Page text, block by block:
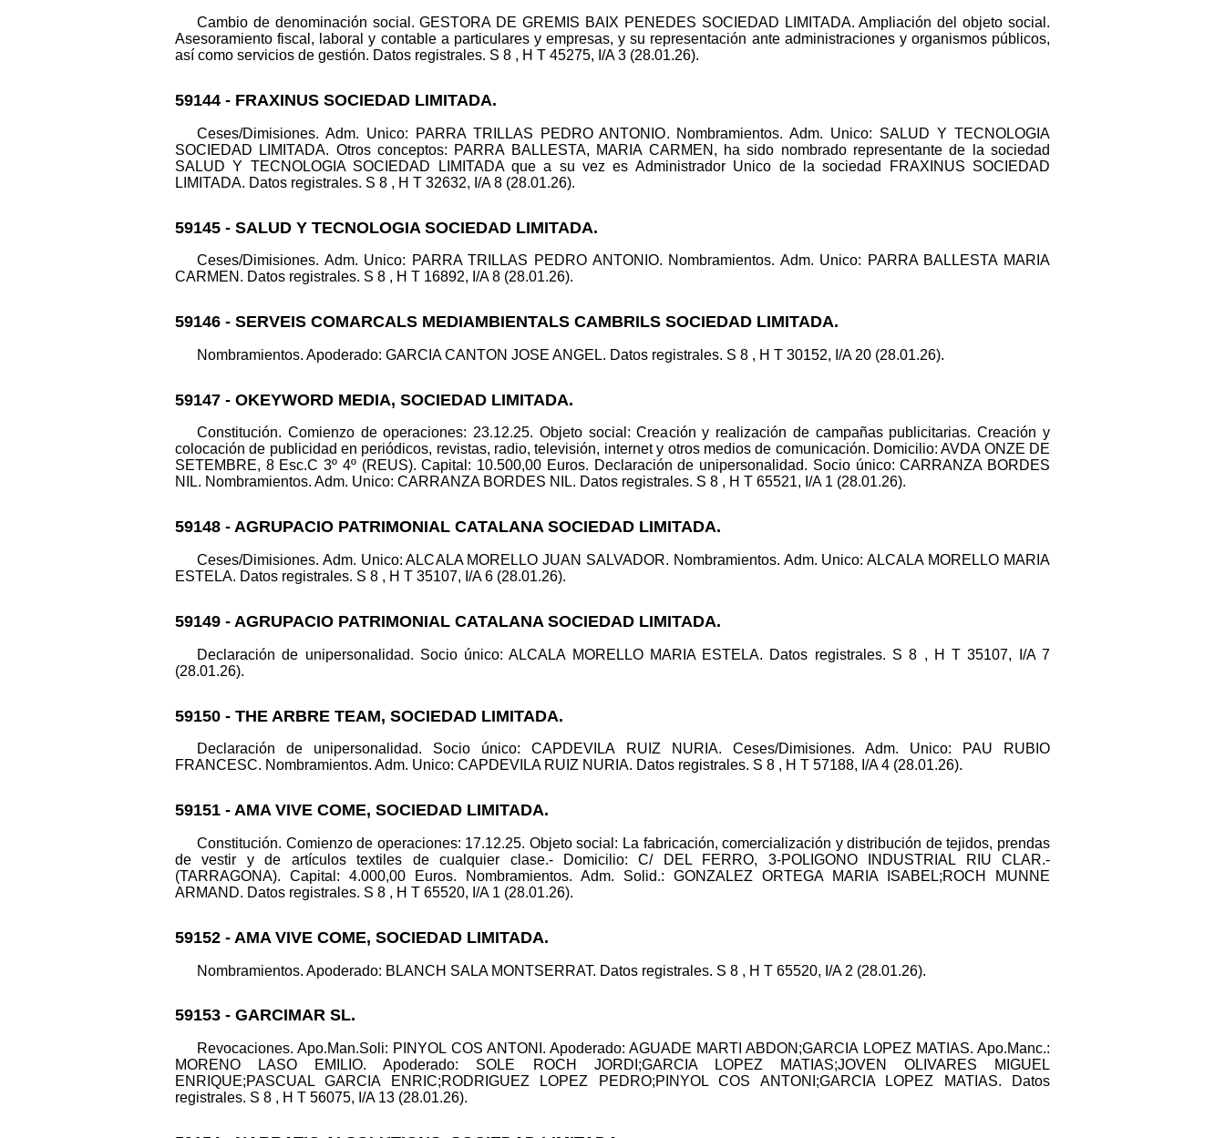
Cambio de denominación social. GESTORA DE GREMIS BAIX PENEDES SOCIEDAD LIMITADA. Ampliación del objeto social.
Asesoramiento fiscal, laboral y contable a particulares y empresas, y su representación ante administraciones y organismos públicos,
así como servicios de gestión. Datos registrales. S 8 , H T 45275, I/A 3 (28.01.26).
59144 - FRAXINUS SOCIEDAD LIMITADA.
Ceses/Dimisiones. Adm. Unico: PARRA TRILLAS PEDRO ANTONIO. Nombramientos. Adm. Unico: SALUD Y TECNOLOGIA
SOCIEDAD LIMITADA. Otros conceptos: PARRA BALLESTA, MARIA CARMEN, ha sido nombrado representante de la sociedad
SALUD Y TECNOLOGIA SOCIEDAD LIMITADA que a su vez es Administrador Unico de la sociedad FRAXINUS SOCIEDAD
LIMITADA. Datos registrales. S 8 , H T 32632, I/A 8 (28.01.26).
59145 - SALUD Y TECNOLOGIA SOCIEDAD LIMITADA.
Ceses/Dimisiones. Adm. Unico: PARRA TRILLAS PEDRO ANTONIO. Nombramientos. Adm. Unico: PARRA BALLESTA MARIA
CARMEN. Datos registrales. S 8 , H T 16892, I/A 8 (28.01.26).
59146 - SERVEIS COMARCALS MEDIAMBIENTALS CAMBRILS SOCIEDAD LIMITADA.
Nombramientos. Apoderado: GARCIA CANTON JOSE ANGEL. Datos registrales. S 8 , H T 30152, I/A 20 (28.01.26).
59147 - OKEYWORD MEDIA, SOCIEDAD LIMITADA.
Constitución. Comienzo de operaciones: 23.12.25. Objeto social: Creación y realización de campañas publicitarias. Creación y
colocación de publicidad en periódicos, revistas, radio, televisión, internet y otros medios de comunicación. Domicilio: AVDA ONZE DE
SETEMBRE, 8 Esc.C 3º 4º (REUS). Capital: 10.500,00 Euros. Declaración de unipersonalidad. Socio único: CARRANZA BORDES
NIL. Nombramientos. Adm. Unico: CARRANZA BORDES NIL. Datos registrales. S 8 , H T 65521, I/A 1 (28.01.26).
59148 - AGRUPACIO PATRIMONIAL CATALANA SOCIEDAD LIMITADA.
Ceses/Dimisiones. Adm. Unico: ALCALA MORELLO JUAN SALVADOR. Nombramientos. Adm. Unico: ALCALA MORELLO MARIA
ESTELA. Datos registrales. S 8 , H T 35107, I/A 6 (28.01.26).
59149 - AGRUPACIO PATRIMONIAL CATALANA SOCIEDAD LIMITADA.
Declaración de unipersonalidad. Socio único: ALCALA MORELLO MARIA ESTELA. Datos registrales. S 8 , H T 35107, I/A 7
(28.01.26).
59150 - THE ARBRE TEAM, SOCIEDAD LIMITADA.
Declaración de unipersonalidad. Socio único: CAPDEVILA RUIZ NURIA. Ceses/Dimisiones. Adm. Unico: PAU RUBIO
FRANCESC. Nombramientos. Adm. Unico: CAPDEVILA RUIZ NURIA. Datos registrales. S 8 , H T 57188, I/A 4 (28.01.26).
59151 - AMA VIVE COME, SOCIEDAD LIMITADA.
Constitución. Comienzo de operaciones: 17.12.25. Objeto social: La fabricación, comercialización y distribución de tejidos, prendas
de vestir y de artículos textiles de cualquier clase.- Domicilio: C/ DEL FERRO, 3-POLIGONO INDUSTRIAL RIU CLAR.-
(TARRAGONA). Capital: 4.000,00 Euros. Nombramientos. Adm. Solid.: GONZALEZ ORTEGA MARIA ISABEL;ROCH MUNNE
ARMAND. Datos registrales. S 8 , H T 65520, I/A 1 (28.01.26).
59152 - AMA VIVE COME, SOCIEDAD LIMITADA.
Nombramientos. Apoderado: BLANCH SALA MONTSERRAT. Datos registrales. S 8 , H T 65520, I/A 2 (28.01.26).
59153 - GARCIMAR SL.
Revocaciones. Apo.Man.Soli: PINYOL COS ANTONI. Apoderado: AGUADE MARTI ABDON;GARCIA LOPEZ MATIAS. Apo.Manc.:
MORENO LASO EMILIO. Apoderado: SOLE ROCH JORDI;GARCIA LOPEZ MATIAS;JOVEN OLIVARES MIGUEL
ENRIQUE;PASCUAL GARCIA ENRIC;RODRIGUEZ LOPEZ PEDRO;PINYOL COS ANTONI;GARCIA LOPEZ MATIAS. Datos
registrales. S 8 , H T 56075, I/A 13 (28.01.26).